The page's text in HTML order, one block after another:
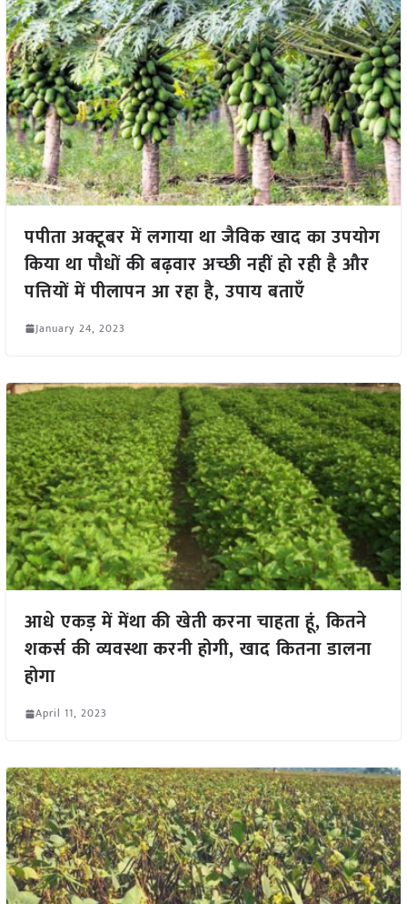
पपीता अक्टूबर में लगाया था जैविक खाद का उपयोग
किया था पौधों की बढ़वार अच्छी नहीं हो रही है और
पत्तियों में पीलापन आ रहा है, उपाय बताएँ
January 24, 2023
आधे एकड़ में मेंथा की खेती करना चाहता हूं, कितने
शकर्स की व्यवस्था करनी होगी, खाद कितना डालना
होगा
April 11, 2023